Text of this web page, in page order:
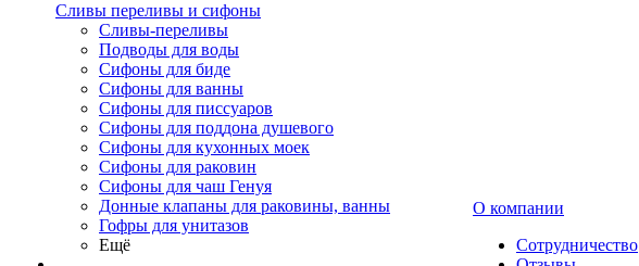
Сливы переливы и сифоны
Сливы-переливы
Подводы для воды
Сифоны для биде
Сифоны для ванны
Сифоны для писсуаров
Сифоны для поддона душевого
Сифоны для кухонных моек
Сифоны для раковин
Сифоны для чаш Генуя
Донные клапаны для раковины, ванны
Гофры для унитазов
Ещё
О компании
Сотрудничество